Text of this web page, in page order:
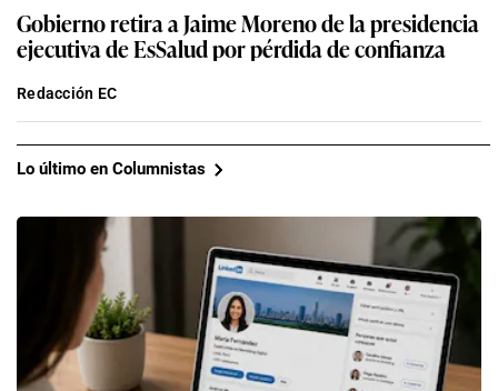
Gobierno retira a Jaime Moreno de la presidencia
ejecutiva de EsSalud por pérdida de confianza
Redacción EC
Lo último en Columnistas